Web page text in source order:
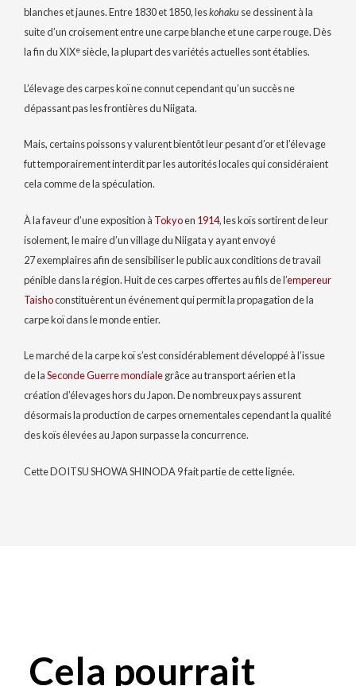
blanches et jaunes. Entre 1830 et 1850, leskohakuse dessinent à la
suite d’un croisement entre une carpe blanche et une carpe rouge. Dès
la fin duXIXe siècle, la plupart des variétés actuelles sont établies.
L’élevage des carpes koï ne connut cependant qu’un succès ne
dépassant pas les frontières du Niigata.
Mais, certains poissons y valurent bientôt leur pesant d’or et l’élevage
fut temporairement interdit par les autorités locales qui considéraient
cela comme de la spéculation.
À la faveur d’une exposition à Tokyoen 1914, les koïs sortirent de leur
isolement, le maire d’un village du Niigata y ayant envoyé
27 exemplairesafin de sensibiliser le public aux conditions de travail
pénible dans la région. Huit de ces carpes offertes au fils de l’empereur
Taishoconstituèrent un événement qui permit la propagation de la
carpe koï dans le monde entier.
Le marché de la carpe koï s’est considérablement développé à l’issue
de laSeconde Guerre mondialegrâce au transport aérien et la
création d’élevages hors du Japon. De nombreux pays assurent
désormais la production de carpes ornementales cependant la qualité
des koïs élevées au Japon surpasse la concurrence.
Cette DOITSU SHOWA SHINODA 9 fait partie de cette lignée.
Cela pourrait